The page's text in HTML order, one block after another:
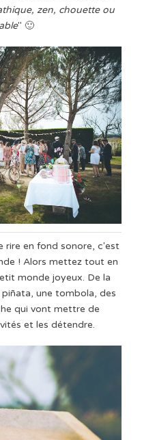
zen, chouette ou
" 🙂
rire en fond sonore, c'est
! Alors mettez tout en
monde joyeux. De la
une tombola, des
qui vont mettre de
et les détendre.